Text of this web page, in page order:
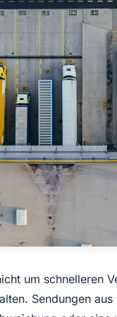
um schnelleren
Sendungen